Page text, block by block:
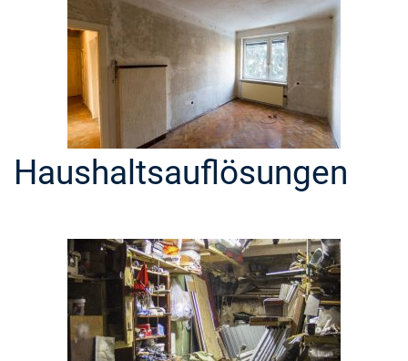
Haushaltsauflösungen